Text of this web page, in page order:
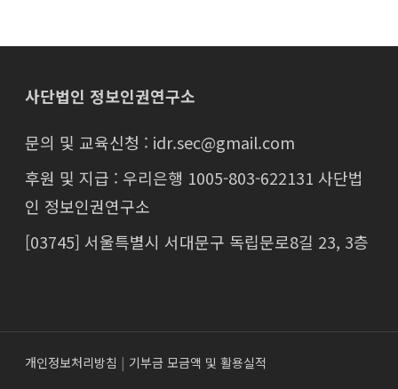
사단법인 정보인권연구소
문의 및 교육신청 : idr.sec@gmail.com
후원 및 지급 : 우리은행 1005-803-622131 사단법
인 정보인권연구소
[03745] 서울특별시 서대문구 독립문로8길 23, 3층
개인정보처리방침 | 기부금 모금액 및 활용실적